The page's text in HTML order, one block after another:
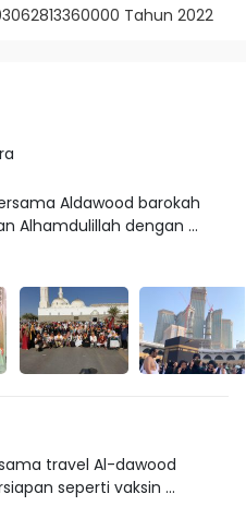
Tahun 2022
Aldawood barokah
Alhamdulillah dengan ...
travel Al-dawood
seperti vaksin ...